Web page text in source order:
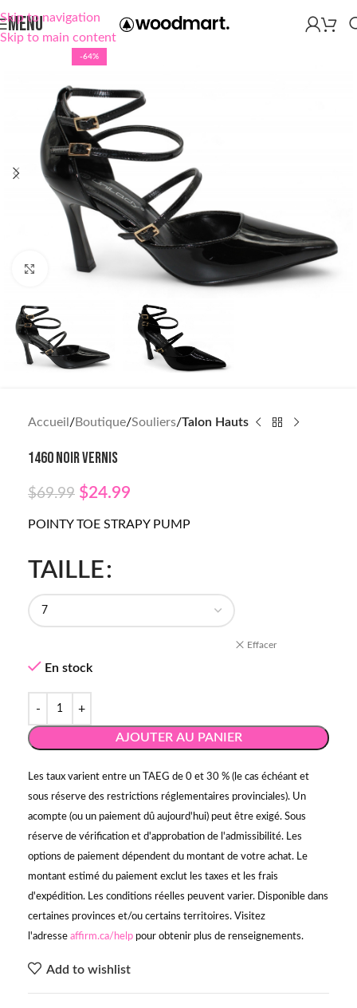
Skip to navigation
Skip to main content
MENU
-64%
Click to enlarge
Accueil Boutique Souliers Talon Hauts
1460 NOIR VERNIS
$69.99 $24.99
POINTY TOE STRAPY PUMP
TAILLE
Effacer
En stock
AJOUTER AU PANIER
Les taux varient entre un TAEG de 0 et 30 % (le cas échéant et
sous réserve des restrictions réglementaires provinciales). Un
acompte (ou un paiement dû aujourd'hui) peut être exigé. Sous
réserve de vérification et d'approbation de l'admissibilité. Les
options de paiement dépendent du montant de votre achat. Le
montant estimé du paiement exclut les taxes et les frais
d'expédition. Les conditions réelles peuvent varier. Disponible dans
certaines provinces et/ou certains territoires. Visitez
l'adresse affirm.ca/help pour obtenir plus de renseignements.
Add to wishlist